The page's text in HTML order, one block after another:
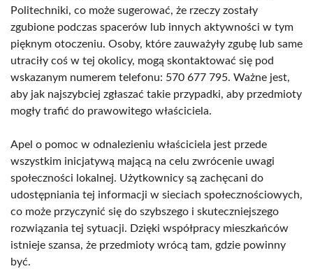
Politechniki, co może sugerować, że rzeczy zostały
zgubione podczas spacerów lub innych aktywności w tym
pięknym otoczeniu. Osoby, które zauważyły zgubę lub same
utraciły coś w tej okolicy, mogą skontaktować się pod
wskazanym numerem telefonu: 570 677 795. Ważne jest,
aby jak najszybciej zgłaszać takie przypadki, aby przedmioty
mogły trafić do prawowitego właściciela.
Apel o pomoc w odnalezieniu właściciela jest przede
wszystkim inicjatywą mającą na celu zwrócenie uwagi
społeczności lokalnej. Użytkownicy są zachęcani do
udostępniania tej informacji w sieciach społecznościowych,
co może przyczynić się do szybszego i skuteczniejszego
rozwiązania tej sytuacji. Dzięki współpracy mieszkańców
istnieje szansa, że przedmioty wrócą tam, gdzie powinny
być.